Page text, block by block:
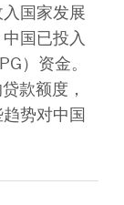
国家发展
国已投入
）资金。
款额度，
势对中国